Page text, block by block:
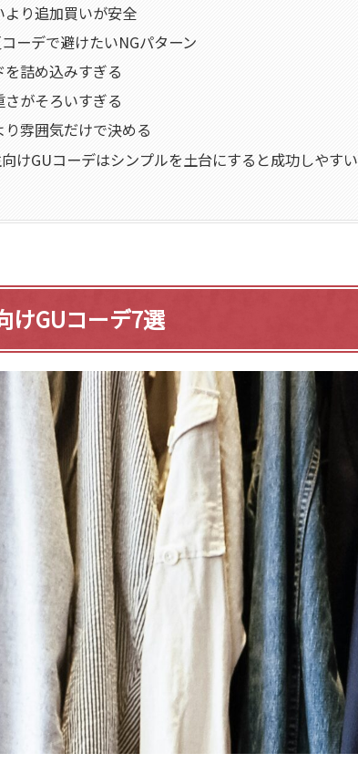
より追加買いが安全
ーデで避けたいNGパターン
を詰め込みすぎる
がそろいすぎる
り雰囲気だけで決める
けGUコーデはシンプルを土台にすると成功しやすい
けGUコーデ7選